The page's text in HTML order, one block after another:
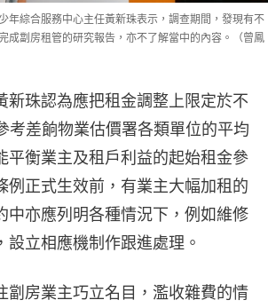
年綜合服務中心主任黃新珠表示，調查期間，發現有不
成劏房租管的研究報告，亦不了解當中的內容。（曾鳳
新珠認為應把租金調整上限定於不
考差餉物業估價署各類單位的平均
平衡業主及租戶利益的起始租金參
例正式生效前，有業主大幅加租的
中亦應列明各種情況下，例如維修
設立相應機制作跟進處理。
劏房業主巧立名目，濫收雜費的情